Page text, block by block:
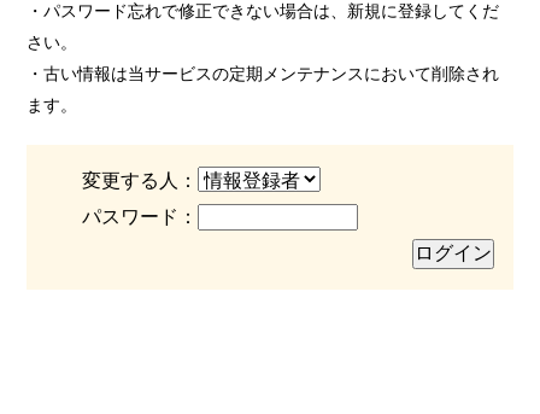
・パスワード忘れで修正できない場合は、新規に登録してくだ
さい。
・古い情報は当サービスの定期メンテナンスにおいて削除され
ます。
変更する人：
パスワード：